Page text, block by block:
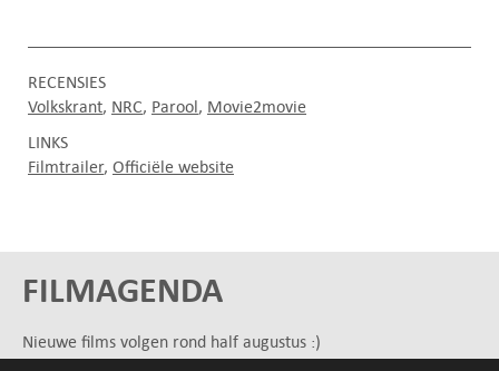
RECENSIES
Volkskrant NRC Parool Movie2movie
LINKS
Filmtrailer Officiële website
FILMAGENDA
Nieuwe films volgen rond half augustus :)